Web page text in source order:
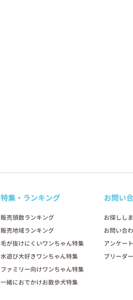
特集・ランキング
販売頭数ランキング
販売地域ランキング
毛が抜けにくいワンちゃん特集
水遊び大好きワンちゃん特集
ファミリー向けワンちゃん特集
一緒におでかけお散歩犬特集
お問い
お探しし
お問い合
アンケート
ブリーダ